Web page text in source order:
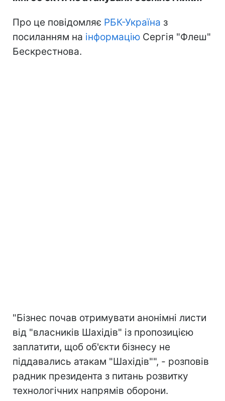
Про це повідомляє РБК-Україна з
посиланням на інформацію Сергія "Флеш"
Бескрестнова.
"Бізнес почав отримувати анонімні листи
від "власників Шахідів" із пропозицією
заплатити, щоб об'єкти бізнесу не
піддавались атакам "Шахідів"", - розповів
радник президента з питань розвитку
технологічних напрямів оборони.